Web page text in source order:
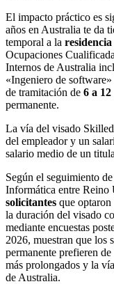
El impacto práctico es
años en Australia te da
temporal a la
Ocupaciones
Internos de Australia
«Ingeniero de
de tramitación de 6 a 12
permanente.
La vía del visado
del empleador y un
salario medio de un
Según el seguimiento
Informática entre
solicitantes que
la duración del visado
mediante encuestas
2026, muestran que los
permanente prefieren
más prolongados y la
de Australia.